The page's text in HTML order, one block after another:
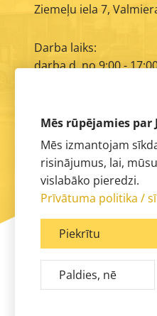
Ziemeļu iela 7,
Darba laiks:
darba d. no 9:00 -
Mēs rūpējamies
Mēs izmantojam
risinājumus, lai,
vislabāko pieredzi.
Prīvātuma politika /
Piekrītu
Paldies, nē